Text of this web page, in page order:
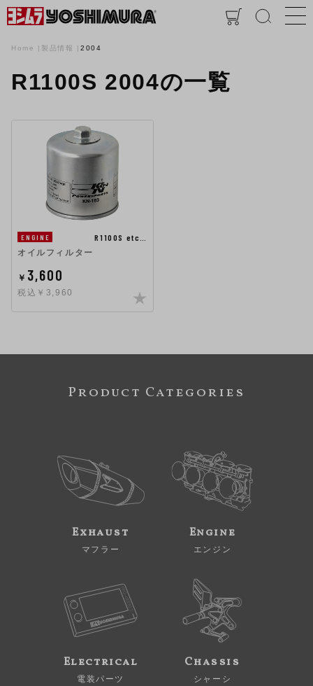
Home 製品情報 2004
R1100S 2004の一覧
ENGINE
R1100S etc…
オイルフィルター
￥ 3,600
税込￥3,960
Product Categories
Exhaust
マフラー
Engine
エンジン
Electrical
電装パーツ
Chassis
シャーシ